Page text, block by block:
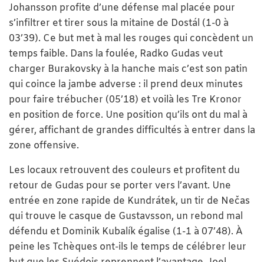
Johansson profite d’une défense mal placée pour
s’infiltrer et tirer sous la mitaine de Dostál (1-0 à
03’39). Ce but met à mal les rouges qui concèdent un
temps faible. Dans la foulée, Radko Gudas veut
charger Burakovsky à la hanche mais c’est son patin
qui coince la jambe adverse : il prend deux minutes
pour faire trébucher (05’18) et voilà les Tre Kronor
en position de force. Une position qu’ils ont du mal à
gérer, affichant de grandes difficultés à entrer dans la
zone offensive.
Les locaux retrouvent des couleurs et profitent du
retour de Gudas pour se porter vers l’avant. Une
entrée en zone rapide de Kundrátek, un tir de Nečas
qui trouve le casque de Gustavsson, un rebond mal
défendu et Dominik Kubalík égalise (1-1 à 07’48). À
peine les Tchèques ont-ils le temps de célébrer leur